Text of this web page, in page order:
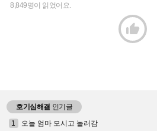
8,849명이 읽었어요.

호기심해결 인기글
1
오늘 엄마 모시고 놀러감